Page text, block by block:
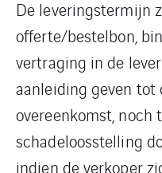
De leveringstermijn
offerte/bestelbon,
vertraging in de
aanleiding geven
overeenkomst, noch
schadeloosstelling
indien de verkoper